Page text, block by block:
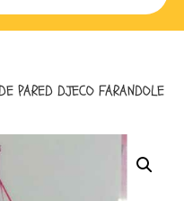
PARED DJECO FARANDOLE